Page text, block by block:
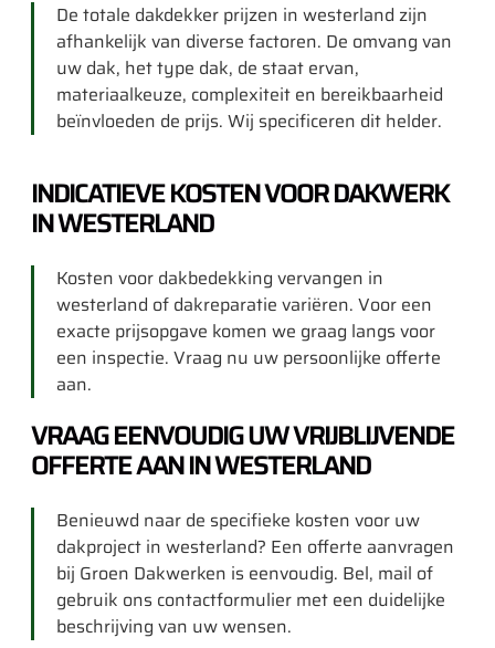
De totale dakdekker prijzen in westerland zijn
afhankelijk van diverse factoren. De omvang van
uw dak, het type dak, de staat ervan,
materiaalkeuze, complexiteit en bereikbaarheid
beïnvloeden de prijs. Wij specificeren dit helder.
INDICATIEVE KOSTEN VOOR DAKWERK
IN WESTERLAND
Kosten voor dakbedekking vervangen in
westerland of dakreparatie variëren. Voor een
exacte prijsopgave komen we graag langs voor
een inspectie. Vraag nu uw persoonlijke offerte
aan.
VRAAG EENVOUDIG UW VRIJBLIJVENDE
OFFERTE AAN IN WESTERLAND
Benieuwd naar de specifieke kosten voor uw
dakproject in westerland? Een offerte aanvragen
bij Groen Dakwerken is eenvoudig. Bel, mail of
gebruik ons contactformulier met een duidelijke
beschrijving van uw wensen.